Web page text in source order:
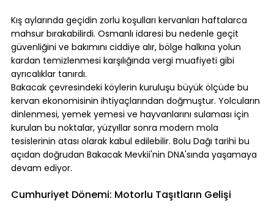
Kış aylarında geçidin zorlu koşulları kervanları haftalarca
mahsur bırakabilirdi. Osmanlı idaresi bu nedenle geçit
güvenliğini ve bakımını ciddiye alır, bölge halkına yolun
kardan temizlenmesi karşılığında vergi muafiyeti gibi
ayrıcalıklar tanırdı.
Bakacak çevresindeki köylerin kuruluşu büyük ölçüde bu
kervan ekonomisinin ihtiyaçlarından doğmuştur. Yolcuların
dinlenmesi, yemek yemesi ve hayvanlarını sulaması için
kurulan bu noktalar, yüzyıllar sonra modern mola
tesislerinin atası olarak kabul edilebilir. Bolu Dağı tarihi bu
açıdan doğrudan Bakacak Mevkii'nin DNA'sında yaşamaya
devam ediyor.
Cumhuriyet Dönemi: Motorlu Taşıtların Gelişi